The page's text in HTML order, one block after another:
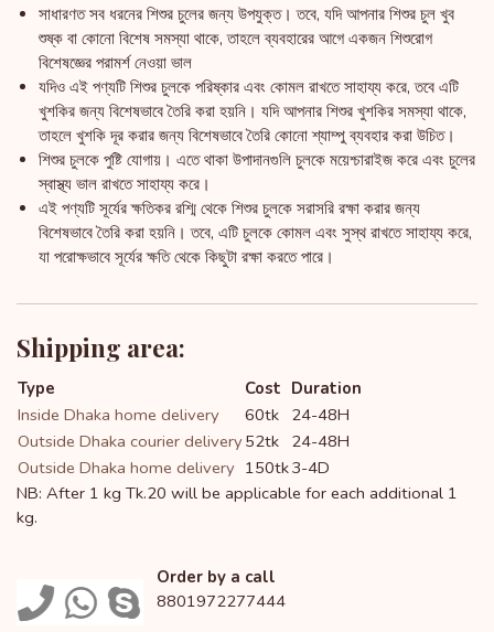
সাধারণত সব ধরনের শিশুর চুলের জন্য উপযুক্ত। তবে, যদি আপনার শিশুর চুল খুব
শুষ্ক বা কোনো বিশেষ সমস্যা থাকে, তাহলে ব্যবহারের আগে একজন শিশুরোগ
বিশেষজ্ঞের পরামর্শ নেওয়া ভাল
যদিও এই পণ্যটি শিশুর চুলকে পরিষ্কার এবং কোমল রাখতে সাহায্য করে, তবে এটি
খুশকির জন্য বিশেষভাবে তৈরি করা হয়নি। যদি আপনার শিশুর খুশকির সমস্যা থাকে,
তাহলে খুশকি দূর করার জন্য বিশেষভাবে তৈরি কোনো শ্যাম্পু ব্যবহার করা উচিত।
শিশুর চুলকে পুষ্টি যোগায়। এতে থাকা উপাদানগুলি চুলকে ময়েশ্চারাইজ করে এবং চুলের
স্বাস্থ্য ভাল রাখতে সাহায্য করে।
এই পণ্যটি সূর্যের ক্ষতিকর রশ্মি থেকে শিশুর চুলকে সরাসরি রক্ষা করার জন্য
বিশেষভাবে তৈরি করা হয়নি। তবে, এটি চুলকে কোমল এবং সুস্থ রাখতে সাহায্য করে,
যা পরোক্ষভাবে সূর্যের ক্ষতি থেকে কিছুটা রক্ষা করতে পারে।
Shipping area:
Type Cost Duration
Inside Dhaka home delivery
60tk 24-48H
Outside Dhaka courier delivery52tk 24-48H
Outside Dhaka home delivery 150tk3-4D
NB: After 1 kg Tk.20 will be applicable for each additional 1
kg.
Order by a call
8801972277444